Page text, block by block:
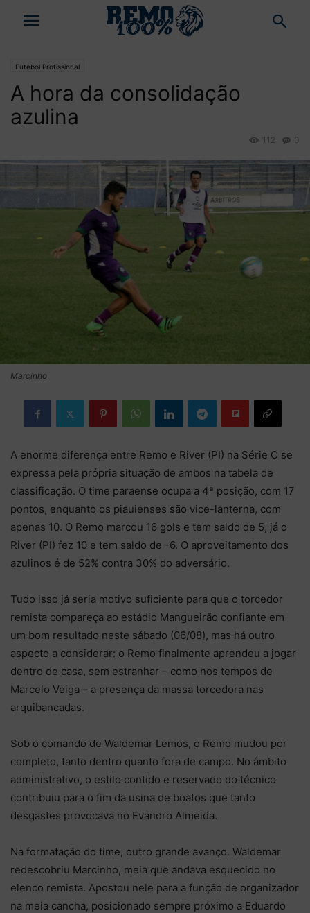
Futebol Profissional
A hora da consolidação
azulina
0
112
Marcinho
A enorme diferença entre Remo e River (PI) na Série C se
expressa pela própria situação de ambos na tabela de
classificação. O time paraense ocupa a 4ª posição, com 17
pontos, enquanto os piauienses são vice-lanterna, com
apenas 10. O Remo marcou 16 gols e tem saldo de 5, já o
River (PI) fez 10 e tem saldo de -6. O aproveitamento dos
azulinos é de 52% contra 30% do adversário.
Tudo isso já seria motivo suficiente para que o torcedor
remista compareça ao estádio Mangueirão confiante em
um bom resultado neste sábado (06/08), mas há outro
aspecto a considerar: o Remo finalmente aprendeu a jogar
dentro de casa, sem estranhar – como nos tempos de
Marcelo Veiga – a presença da massa torcedora nas
arquibancadas.
Sob o comando de Waldemar Lemos, o Remo mudou por
completo, tanto dentro quanto fora de campo. No âmbito
administrativo, o estilo contido e reservado do técnico
contribuiu para o fim da usina de boatos que tanto
desgastes provocava no Evandro Almeida.
Na formatação do time, outro grande avanço. Waldemar
redescobriu Marcinho, meia que andava esquecido no
elenco remista. Apostou nele para a função de organizador
na meia cancha, posicionado sempre próximo a Eduardo